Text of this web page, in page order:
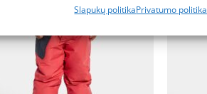
Slapukų politikaPrivatumo politika